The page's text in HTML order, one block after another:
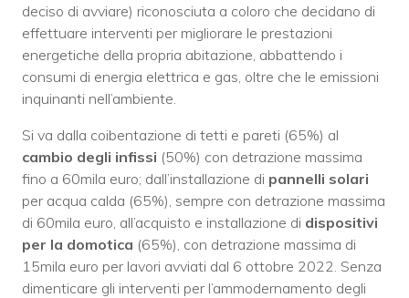
deciso di avviare) riconosciuta a coloro che decidano di
effettuare interventi per migliorare le prestazioni
energetiche della propria abitazione, abbattendo i
consumi di energia elettrica e gas, oltre che le emissioni
inquinanti nell’ambiente.
Si va dalla coibentazione di tetti e pareti (65%) al
cambio degli infissi (50%) con detrazione massima
fino a 60mila euro; dall’installazione di pannelli solari
per acqua calda (65%), sempre con detrazione massima
di 60mila euro, all’acquisto e installazione di dispositivi
per la domotica (65%), con detrazione massima di
15mila euro per lavori avviati dal 6 ottobre 2022. Senza
dimenticare gli interventi per l’ammodernamento degli